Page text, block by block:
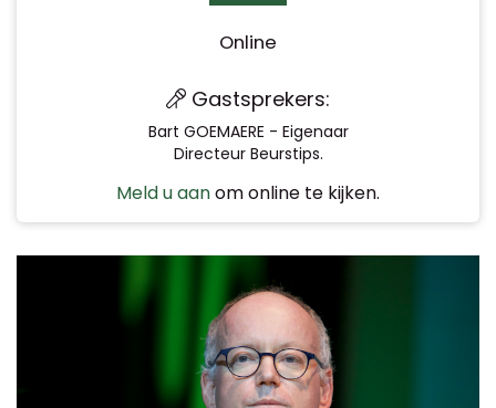
Online
Gastsprekers:
Bart GOEMAERE - Eigenaar
Directeur Beurstips.
Meld u aanom online te kijken.